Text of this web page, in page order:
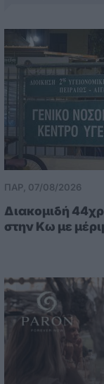
ΠΑΡ, 07/08/2026
Διακομιδή
στην Κω με